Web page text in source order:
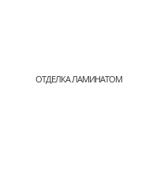
ОТДЕЛКА ЛАМИНАТОМ